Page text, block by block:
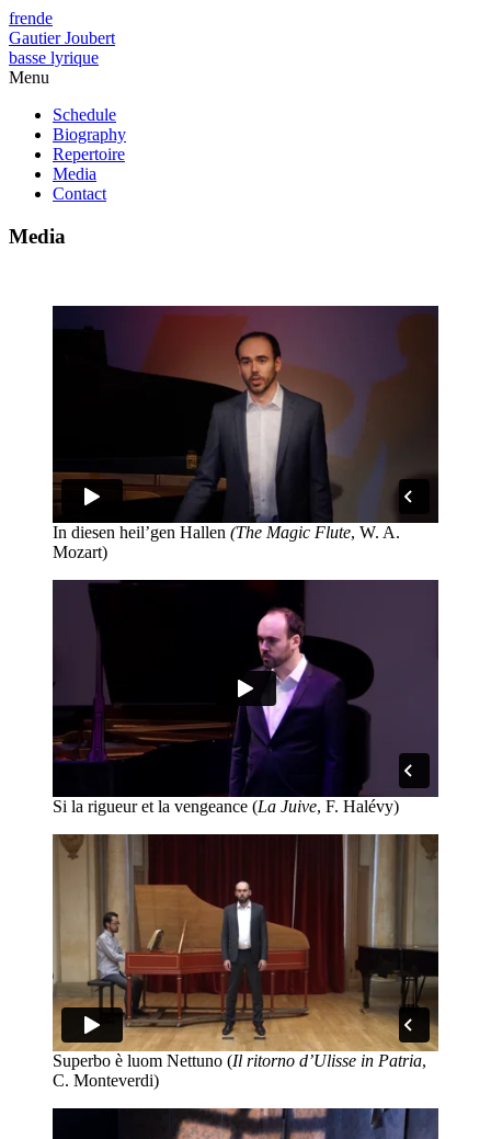
frende
Gautier Joubert
basse lyrique
Menu
Schedule
Biography
Repertoire
Media
Contact
Media
In diesen heil’gen Hallen (The Magic Flute, W. A.
Mozart)
Si la rigueur et la vengeance (La Juive, F. Halévy)
Superbo è luom Nettuno (Il ritorno d’Ulisse in Patria,
C. Monteverdi)